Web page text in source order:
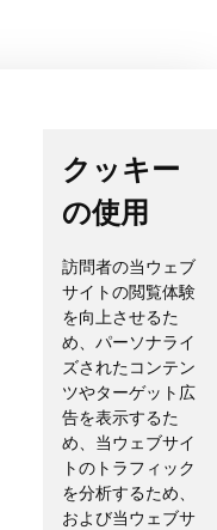
クッキー
の使用
訪問者の当ウェブ
サイトの閲覧体験
を向上させるた
め、パーソナライ
ズされたコンテン
ツやターゲット広
告を表示するた
め、当ウェブサイ
トのトラフィック
を分析するため、
および当ウェブサ